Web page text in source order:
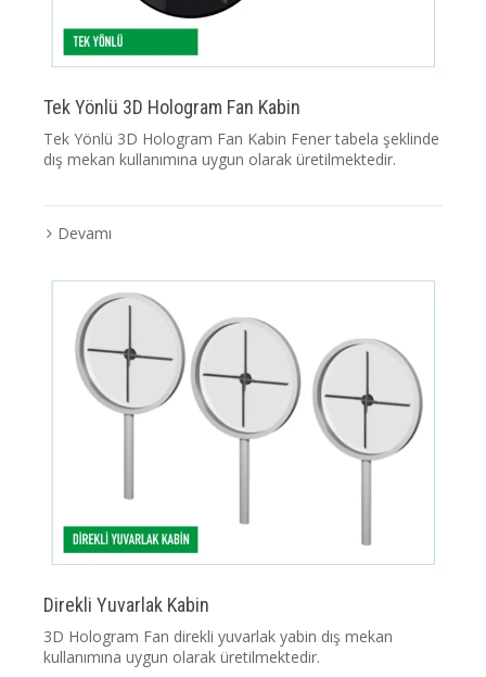
Tek Yönlü 3D Hologram Fan Kabin
Tek Yönlü 3D Hologram Fan Kabin Fener tabela şeklinde
dış mekan kullanımına uygun olarak üretilmektedir.
Devamı
Direkli Yuvarlak Kabin
3D Hologram Fan direkli yuvarlak yabin dış mekan
kullanımına uygun olarak üretilmektedir.